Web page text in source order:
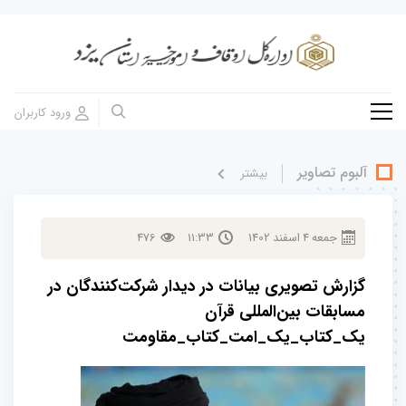
آلبوم تصاویر بيشتر
جمعه4اسفند 1402
11:33
476
گزارش تصویری بیانات در دیدار شرکت‌کنندگان در
مسابقات بین‌المللی قرآن
یک_کتاب_یک_امت_کتاب_مقاومت